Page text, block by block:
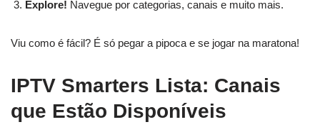
Explore! Navegue por categorias, canais e muito mais.
Viu como é fácil? É só pegar a pipoca e se jogar na maratona!
IPTV Smarters Lista: Canais
que Estão Disponíveis